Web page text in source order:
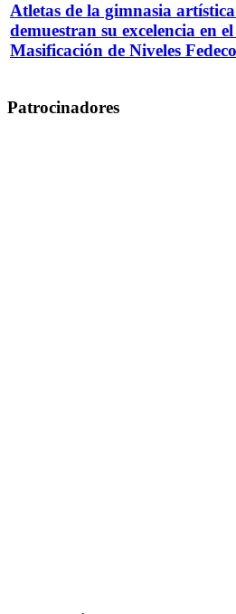
Atletas de la gimnasia
demuestran su excelencia en
Masificación de Niveles
Patrocinadores